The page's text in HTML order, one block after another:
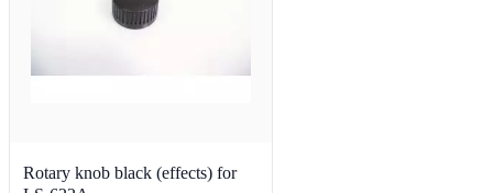
Rotary knob black (effects) for